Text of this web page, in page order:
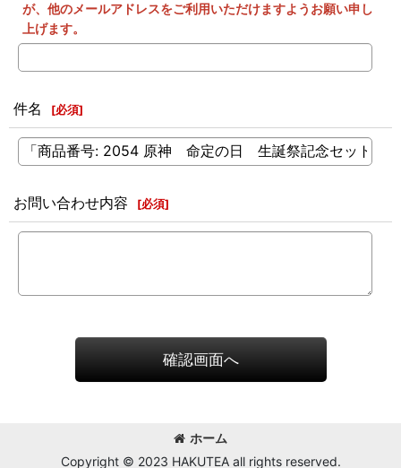
が、他のメールアドレスをご利用いただけますようお願い申し
上げます。
件名 [必須]
お問い合わせ内容 [必須]
確認画面へ
ホーム
Copyright © 2023 HAKUTEA all rights reserved.